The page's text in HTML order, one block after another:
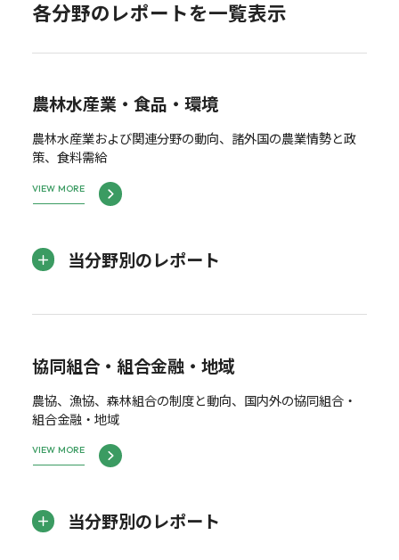
各分野のレポートを一覧表示
農林水産業・食品・環境
農林水産業および関連分野の動向、諸外国の農業情勢と政
策、食料需給
VIEW MORE
当分野別のレポート
協同組合・組合金融・地域
農協、漁協、森林組合の制度と動向、国内外の協同組合・
組合金融・地域
VIEW MORE
当分野別のレポート